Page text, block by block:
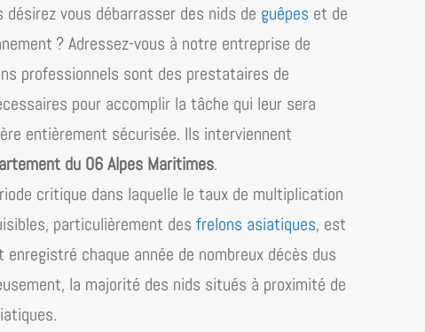
désirez vous débarrasser des nids de guêpes et de
? Adressez-vous à notre entreprise de
professionnels sont des prestataires de
pour accomplir la tâche qui leur sera
entièrement sécurisée. Ils interviennent
du 06 Alpes Maritimes.
critique dans laquelle le taux de multiplication
particulièrement des frelons asiatiques, est
chaque année de nombreux décès dus
la majorité des nids situés à proximité de